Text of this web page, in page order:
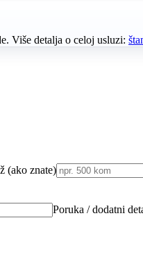
Više detalja o celoj usluzi:
(ako znate)
Poruka / dodatni